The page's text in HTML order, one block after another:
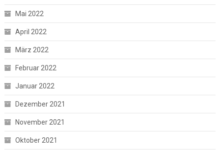
Mai 2022
April 2022
März 2022
Februar 2022
Januar 2022
Dezember 2021
November 2021
Oktober 2021